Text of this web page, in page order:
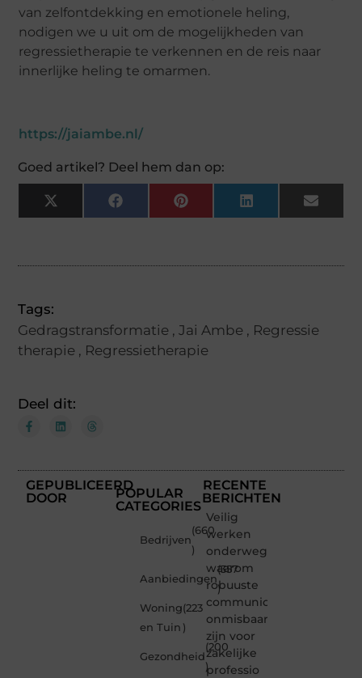
van zelfontdekking en emotionele heling,
nodigen we u uit om de mogelijkheden van
regressietherapie te verkennen en de reis naar
innerlijke heling te omarmen.
https://jaiambe.nl/
Goed artikel? Deel hem dan op:
X
(Twitter)
FacebookPinterestLinkedInEmail
Tags:
Gedragstransformatie ,Jai Ambe , Regressie
therapie , Regressietherapie
Deel dit:
GEPUBLICEERD
DOOR
POPULAR
CATEGORIES
Bedrijven
(660
)
Aanbiedingen
(357
)
Woning
en Tuin
(223
)
Gezondheid
(200
)
RECENTE
BERICHTEN
Veilig
werken
onderweg:
waarom
robuuste
communicatiemiddelen
onmisbaar
zijn voor
zakelijke
professio